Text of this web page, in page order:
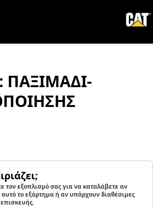
: ΠΑΞΙΜΑΔΙ-
τον εξοπλισμό σας για να καταλάβετε αν
αυτό το εξάρτημα ή αν υπάρχουν διαθέσιμες